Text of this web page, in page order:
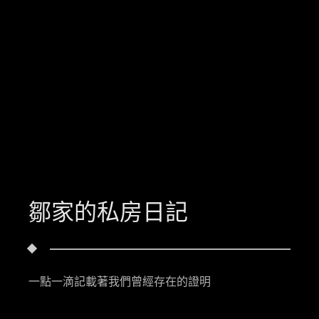
鄒家的私房日記
一點一滴記載著我們曾經存在的證明